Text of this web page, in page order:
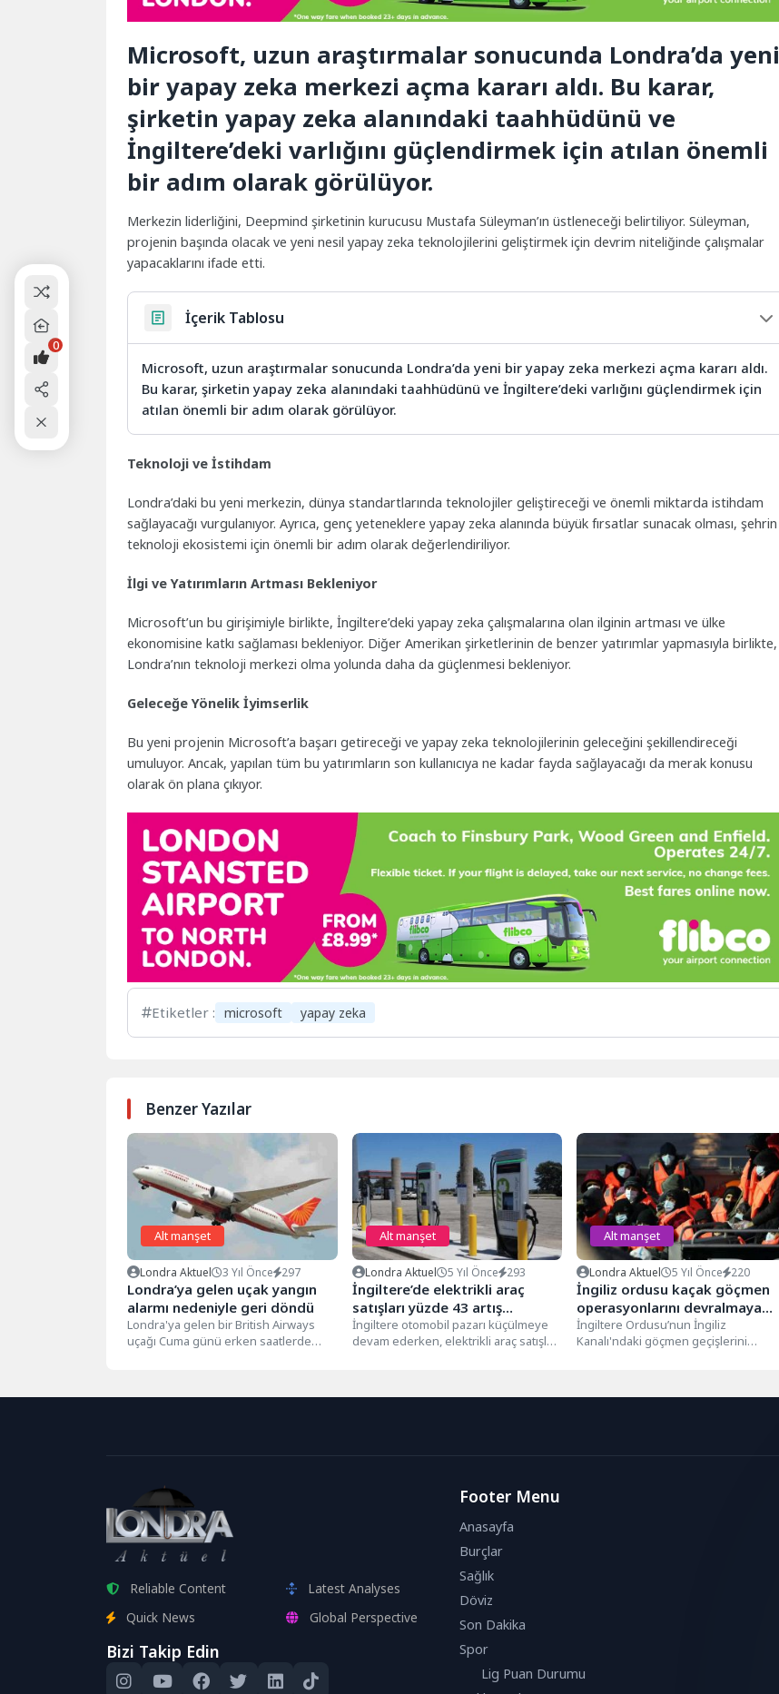
Microsoft, uzun araştırmalar sonucunda Londra’da yeni
bir yapay zeka merkezi açma kararı aldı. Bu karar,
şirketin yapay zeka alanındaki taahhüdünü ve
İngiltere’deki varlığını güçlendirmek için atılan önemli
bir adım olarak görülüyor.
Merkezin liderliğini, Deepmind şirketinin kurucusu Mustafa Süleyman’ın üstleneceği belirtiliyor. Süleyman,
projenin başında olacak ve yeni nesil yapay zeka teknolojilerini geliştirmek için devrim niteliğinde çalışmalar
yapacaklarını ifade etti.
İçerik Tablosu
Microsoft, uzun araştırmalar sonucunda Londra’da yeni bir yapay zeka merkezi açma kararı aldı.
Bu karar, şirketin yapay zeka alanındaki taahhüdünü ve İngiltere’deki varlığını güçlendirmek için
atılan önemli bir adım olarak görülüyor.
Teknoloji ve İstihdam
Londra’daki bu yeni merkezin, dünya standartlarında teknolojiler geliştireceği ve önemli miktarda istihdam
sağlayacağı vurgulanıyor. Ayrıca, genç yeteneklere yapay zeka alanında büyük fırsatlar sunacak olması, şehrin
teknoloji ekosistemi için önemli bir adım olarak değerlendiriliyor.
İlgi ve Yatırımların Artması Bekleniyor
Microsoft’un bu girişimiyle birlikte, İngiltere’deki yapay zeka çalışmalarına olan ilginin artması ve ülke
ekonomisine katkı sağlaması bekleniyor. Diğer Amerikan şirketlerinin de benzer yatırımlar yapmasıyla birlikte,
Londra’nın teknoloji merkezi olma yolunda daha da güçlenmesi bekleniyor.
Geleceğe Yönelik İyimserlik
Bu yeni projenin Microsoft’a başarı getireceği ve yapay zeka teknolojilerinin geleceğini şekillendireceği
umuluyor. Ancak, yapılan tüm bu yatırımların son kullanıcıya ne kadar fayda sağlayacağı da merak konusu
olarak ön plana çıkıyor.
Etiketler : microsoft yapay zeka
Benzer Yazılar
Alt manşet
Londra Aktuel 3 Yıl Önce 297
Londra’ya gelen uçak yangın
alarmı nedeniyle geri döndü
Londra'ya gelen bir British Airways
uçağı Cuma günü erken saatlerde
Alt manşet
Londra Aktuel 5 Yıl Önce 293
İngiltere’de elektrikli araç
satışları yüzde 43 artış
gösterdi
İngiltere otomobil pazarı küçülmeye
devam ederken, elektrikli araç satışları
Alt manşet
Londra Aktuel 5 Yıl Önce 220
İngiliz ordusu kaçak göçmen
operasyonlarını devralmaya
hazırlanıyor
İngiltere Ordusu’nun İngiliz
Kanalı'ndaki göçmen geçişlerini
Reliable Content
Latest Analyses
Quick News
Global Perspective
Bizi Takip Edin
Footer Menu
Anasayfa
Burçlar
Sağlık
Döviz
Son Dakika
Spor
Lig Puan Durumu
0